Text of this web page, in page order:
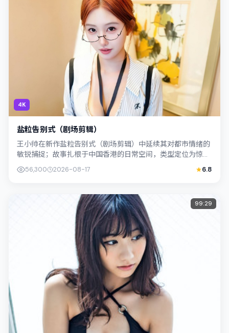
4K
盐粒告别式（剧场剪辑）
王小帅在新作盐粒告别式（剧场剪辑）中延续其对都市情绪的
敏锐捕捉；故事扎根于中国香港的日常空间，类型定位为惊
悚。主演孔刘、古天乐以克制表演撑起情感...
56,300 2026-08-17 6.8
99:29